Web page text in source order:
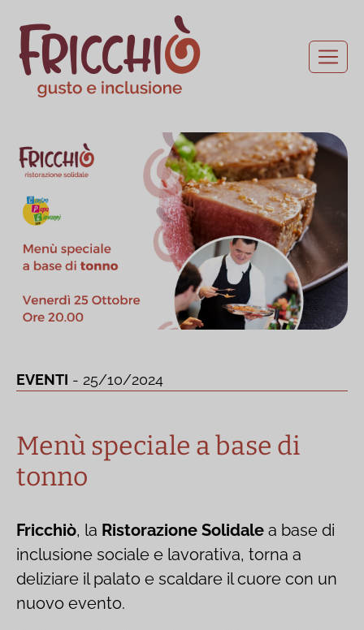
EVENTI - 25/10/2024
Menù speciale a base di
tonno
Fricchiò, la Ristorazione Solidale a base di
inclusione sociale e lavorativa, torna a
deliziare il palato e scaldare il cuore con un
nuovo evento.